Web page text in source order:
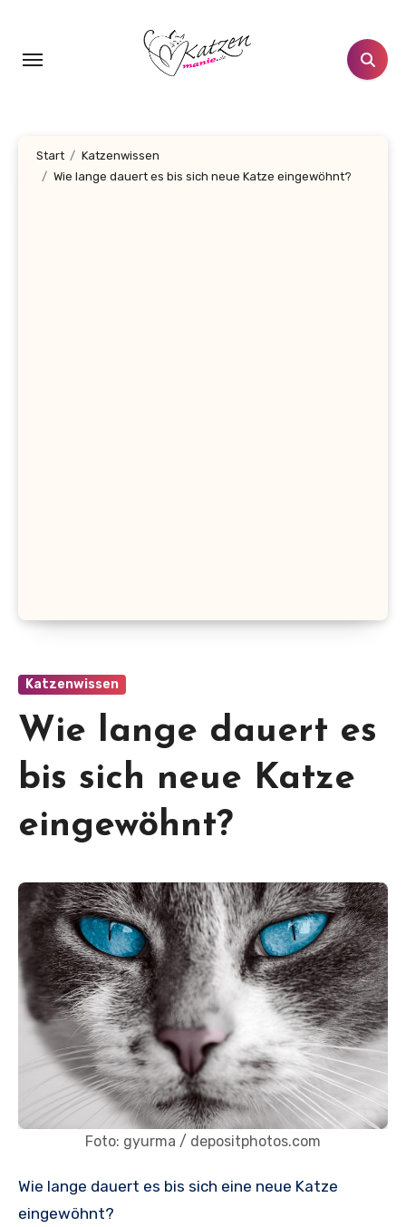
springen
Start
Katzenwissen
Wie lange dauert es bis sich neue Katze eingewöhnt?
Katzenwissen
Wie lange dauert es
bis sich neue Katze
eingewöhnt?
Foto: gyurma / depositphotos.com
Wie lange dauert es bis sich eine neue Katze
eingewöhnt?